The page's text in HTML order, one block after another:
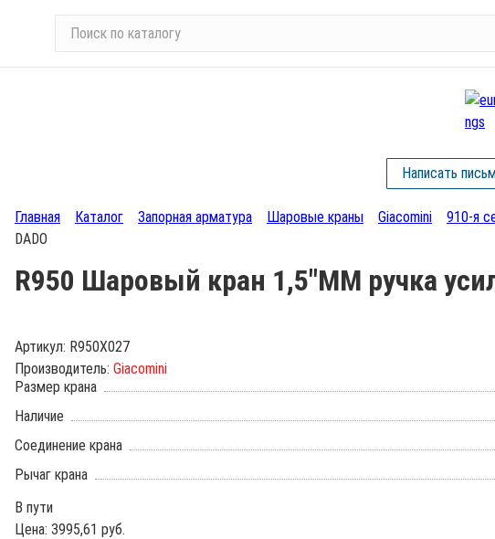
и
т
о
Написать
Главная Каталог Запорная арматура Шаровые краны Giacomini 910-я
DADO
R950 Шаровый кран 1,5"ММ ручка
Артикул: R950X027
Производитель: Giacomini
Размер крана
Наличие
Соединение крана
Рычаг крана
В пути
Цена: 3995,61 руб.